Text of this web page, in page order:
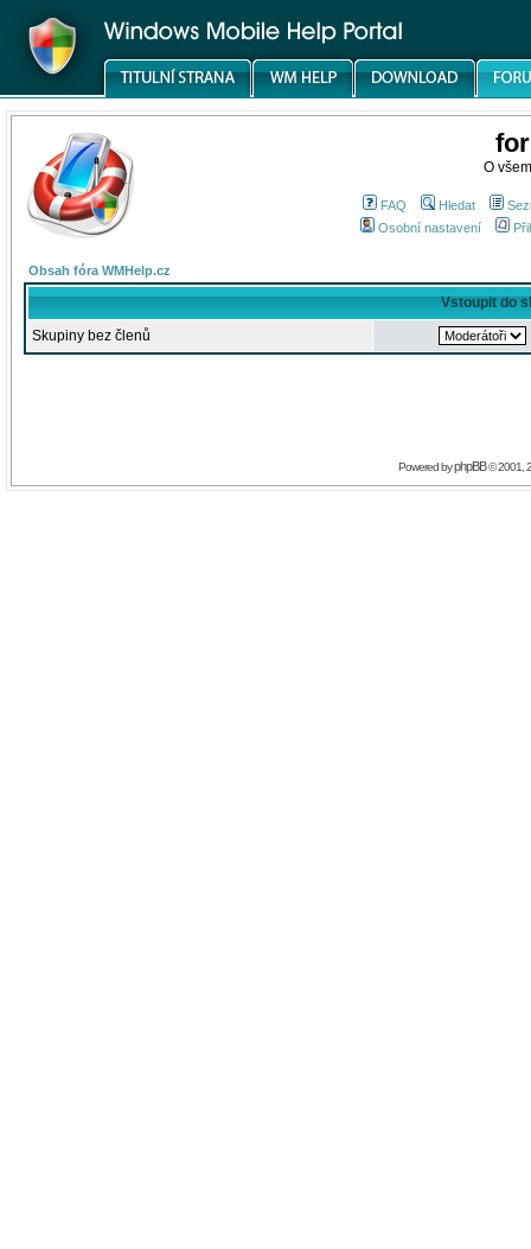
O
FAQ Hledat
Osobní nastavení
Obsah fóra WMHelp.cz
Vstoupit do
Skupiny bez členů
Powered byphpBB© 2001,